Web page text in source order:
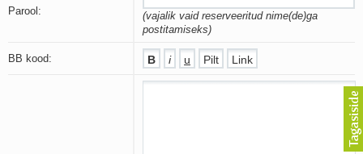
Nii vaikseks kõik on jäänud
Mis saab sellest loomusevalust
Avanemine
Parool:
(vajalik vaid reserveeritud nime(de)ga
postitamiseks)
BB kood: